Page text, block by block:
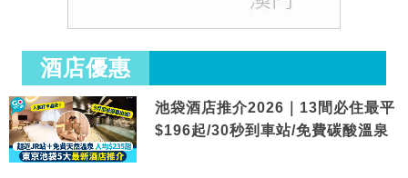
酒店優惠
池袋酒店推介2026｜13間必住最平
$196起/30秒到車站/免費碳酸溫泉